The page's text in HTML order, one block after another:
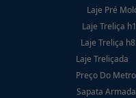
Laje Pré
Laje Treliça
Laje Treliça h8
Laje Treliçada
Preço Do
Sapata